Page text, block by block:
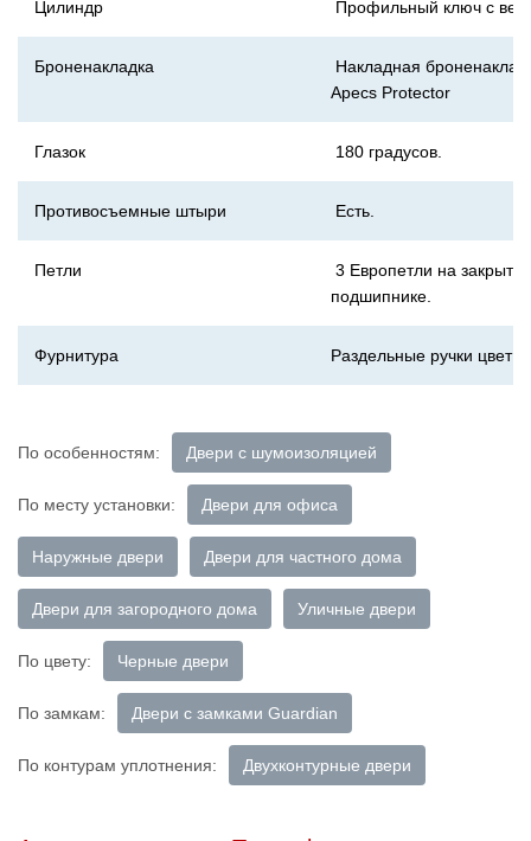
Цилиндр Профильный ключ с
Броненакладка
Накладная
Apecs Protector
Глазок 180 градусов.
Противосъемные штыри Есть.
Петли
3 Европетли на
подшипнике.
Фурнитура Раздельные ручки цвет
По особенностям: Двери с шумоизоляцией
По месту установки: Двери для офиса
Наружные двери Двери для частного дома
Двери для загородного дома Уличные двери
По цвету: Черные двери
По замкам: Двери с замками Guardian
По контурам уплотнения: Двухконтурные двери